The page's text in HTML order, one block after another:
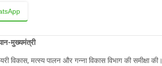
मुख्यमंत्री
विकास, मत्स्य पालन और गन्ना विकास विभाग की समीक्षा की।